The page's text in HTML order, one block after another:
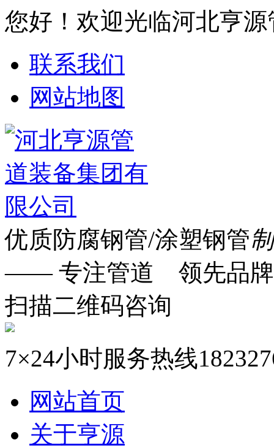
您好！欢迎光临河北亨
联系我们
网站地图
优质防腐钢管/涂塑钢管
—— 专注管道 领先品
扫描二维码咨询
7×24小时服务热线
网站首页
关于亨源